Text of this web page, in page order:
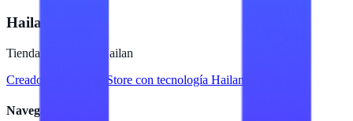
Hailan Store
Tienda en línea de Hailan
Creado para
Hailan Store con tecnología Hailan ERP
Navegación